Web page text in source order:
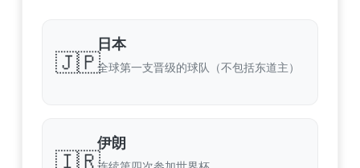
🇯🇵
日本
全球第一支晋级的球队（不包括东道主）
🇮🇷
伊朗